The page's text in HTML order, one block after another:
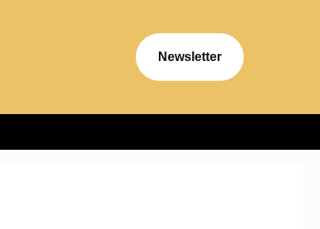
Newsletter